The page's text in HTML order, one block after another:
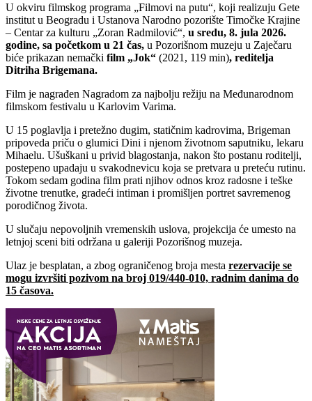
U okviru filmskog programa „Filmovi na putu“, koji realizuju Gete
institut u Beogradu i Ustanova Narodno pozorište Timočke Krajine
– Centar za kulturu „Zoran Radmilović“, u sredu, 8. jula 2026.
godine, sa početkom u 21 čas, u Pozorišnom muzeju u Zaječaru
biće prikazan nemački film „Jok“ (2021, 119 min), reditelja
Ditriha Brigemana.
Film je nagrađen Nagradom za najbolju režiju na Međunarodnom
filmskom festivalu u Karlovim Varima.
U 15 poglavlja i pretežno dugim, statičnim kadrovima, Brigeman
pripoveda priču o glumici Dini i njenom životnom saputniku, lekaru
Mihaelu. Ušuškani u privid blagostanja, nakon što postanu roditelji,
postepeno upadaju u svakodnevicu koja se pretvara u preteću rutinu.
Tokom sedam godina film prati njihov odnos kroz radosne i teške
životne trenutke, gradeći intiman i promišljen portret savremenog
porodičnog života.
U slučaju nepovoljnih vremenskih uslova, projekcija će umesto na
letnjoj sceni biti održana u galeriji Pozorišnog muzeja.
Ulaz je besplatan, a zbog ograničenog broja mesta rezervacije se
mogu izvršiti pozivom na broj 019/440-010, radnim danima do
15 časova.